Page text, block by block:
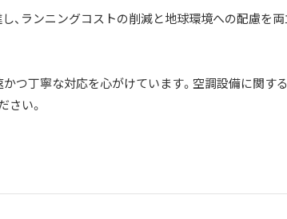
、ランニングコストの削減と地球環境への配慮を
つ丁寧な対応を心がけています。空調設備に関す
さい。